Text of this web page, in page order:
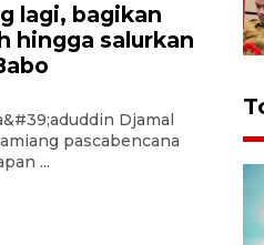
lagi, bagikan
hingga salurkan
Djamal
pascabencana
...